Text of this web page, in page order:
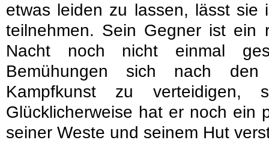
etwas leiden zu lassen, lässt sie
teilnehmen. Sein Gegner ist ein
Nacht noch nicht einmal
Bemühungen sich nach
Kampfkunst zu verteidigen,
Glücklicherweise hat er noch ein
seiner Weste und seinem Hut